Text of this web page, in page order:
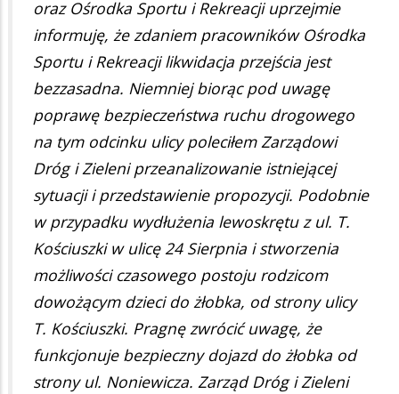
oraz Ośrodka Sportu i Rekreacji uprzejmie
informuję, że zdaniem pracowników Ośrodka
Sportu i Rekreacji likwidacja przejścia jest
bezzasadna. Niemniej biorąc pod uwagę
poprawę bezpieczeństwa ruchu drogowego
na tym odcinku ulicy poleciłem Zarządowi
Dróg i Zieleni przeanalizowanie istniejącej
sytuacji i przedstawienie propozycji. Podobnie
w przypadku wydłużenia lewoskrętu z ul. T.
Kościuszki w ulicę 24 Sierpnia i stworzenia
możliwości czasowego postoju rodzicom
dowożącym dzieci do żłobka, od strony ulicy
T. Kościuszki. Pragnę zwrócić uwagę, że
funkcjonuje bezpieczny dojazd do żłobka od
strony ul. Noniewicza. Zarząd Dróg i Zieleni